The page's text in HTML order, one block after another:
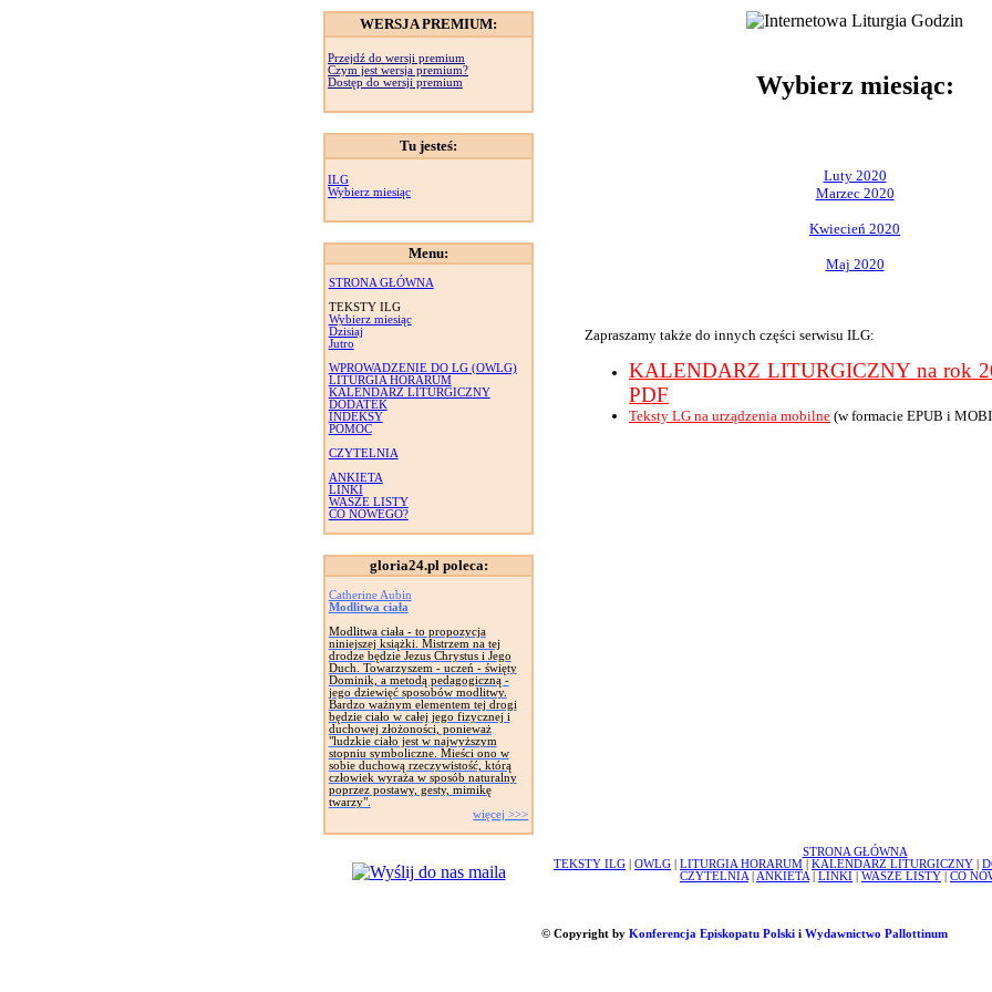
WERSJA PREMIUM:
Przejdź do wersji premium
Czym jest wersja premium?
Dostęp do wersji premium
Tu jesteś:
ILG
Wybierz miesiąc
Menu:
STRONA GŁÓWNA
TEKSTY ILG
Wybierz miesiąc
Dzisiaj
Jutro
WPROWADZENIE DO LG (OWLG)
LITURGIA HORARUM
KALENDARZ LITURGICZNY
DODATEK
INDEKSY
POMOC
CZYTELNIA
ANKIETA
LINKI
WASZE LISTY
CO NOWEGO?
gloria24.pl poleca:
Catherine Aubin
Modlitwa ciała
Modlitwa ciała - to propozycja
niniejszej książki. Mistrzem na tej
drodze będzie Jezus Chrystus i Jego
Duch. Towarzyszem - uczeń - święty
Dominik, a metodą pedagogiczną -
jego dziewięć sposobów modlitwy.
Bardzo ważnym elementem tej drogi
będzie ciało w całej jego fizycznej i
duchowej złożoności, ponieważ
"ludzkie ciało jest w najwyższym
stopniu symboliczne. Mieści ono w
sobie duchową rzeczywistość, którą
człowiek wyraża w sposób naturalny
poprzez postawy, gesty, mimikę
twarzy".
więcej >>>
Wybierz miesiąc:
Luty 2020
Marzec 2020
Kwiecień 2020
Maj 2020
Zapraszamy także do innych części serwisu ILG:
KALENDARZ LITURGICZNY na rok
PDF
Teksty LG na urządzenia mobilne (w formacie EPUB i
STRONA GŁÓWNA
TEKSTY ILG
OWLG LITURGIA HORARUM KALENDARZ LITURGICZNY
CZYTELNIA
ANKIETA LINKI WASZE LISTY CO
© Copyright by Konferencja Episkopatu Polskii Wydawnictwo Pallottinum